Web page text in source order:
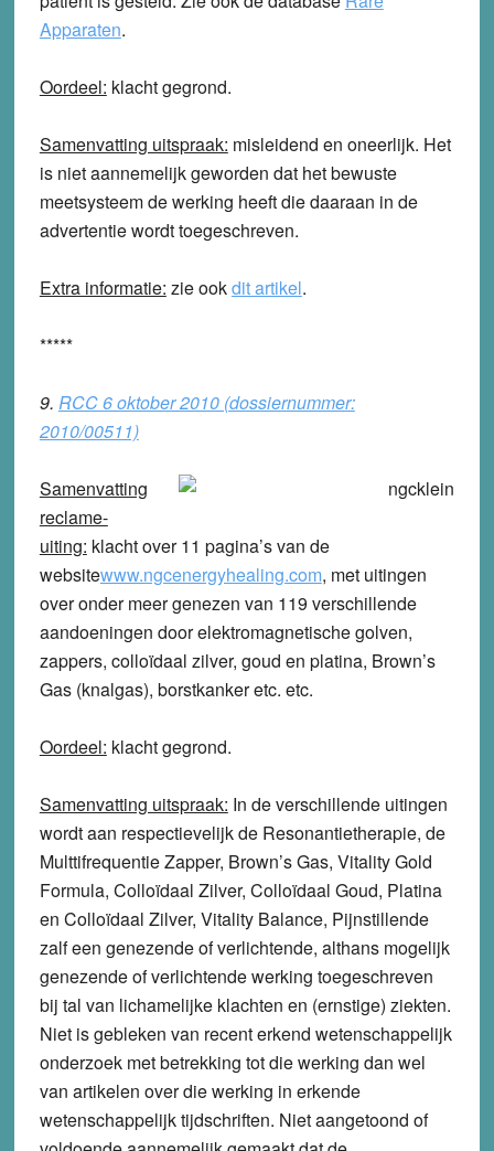
Apparaten.
Oordeel: klachtgegrond.
Samenvatting uitspraak: misleidend en oneerlijk. Het
is niet aannemelijk geworden dat het bewuste
meetsysteem de werking heeft die daaraan in de
advertentie wordt toegeschreven.
Extra informatie: zie ookdit artikel.
*****
9. RCC 6 oktober 2010 (dossiernummer:
2010/00511)
Samenvatting
reclame-
uiting: klacht over 11 pagina’s van de
websitewww.ngcenergyhealing.com, met uitingen
over onder meer genezen van 119 verschillende
aandoeningen door elektromagnetische golven,
zappers, colloïdaal zilver, goud en platina, Brown’s
Gas (knalgas), borstkanker etc. etc.
Oordeel: klachtgegrond.
Samenvatting uitspraak: In de verschillende uitingen
wordt aan respectievelijk de Resonantietherapie, de
Multtifrequentie Zapper, Brown’s Gas, Vitality Gold
Formula, Colloïdaal Zilver, Colloïdaal Goud, Platina
en Colloïdaal Zilver, Vitality Balance, Pijnstillende
zalf een genezende of verlichtende, althans mogelijk
genezende of verlichtende werking toegeschreven
bij tal van lichamelijke klachten en (ernstige) ziekten.
Niet is gebleken van recent erkend wetenschappelijk
onderzoek met betrekking tot die werking dan wel
van artikelen over die werking in erkende
wetenschappelijk tijdschriften. Niet aangetoond of